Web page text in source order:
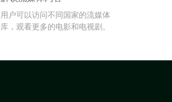
用户可以访问不同国家的流媒体
库，观看更多的电影和电视剧。